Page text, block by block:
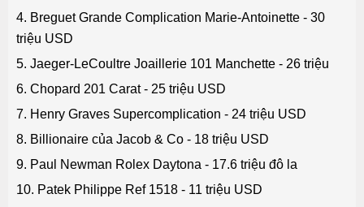
4. Breguet Grande Complication Marie-Antoinette - 30
triệu USD
5. Jaeger-LeCoultre Joaillerie 101 Manchette - 26 triệu
6. Chopard 201 Carat - 25 triệu USD
7. Henry Graves Supercomplication - 24 triệu USD
8. Billionaire của Jacob & Co - 18 triệu USD
9. Paul Newman Rolex Daytona - 17.6 triệu đô la
10. Patek Philippe Ref 1518 - 11 triệu USD